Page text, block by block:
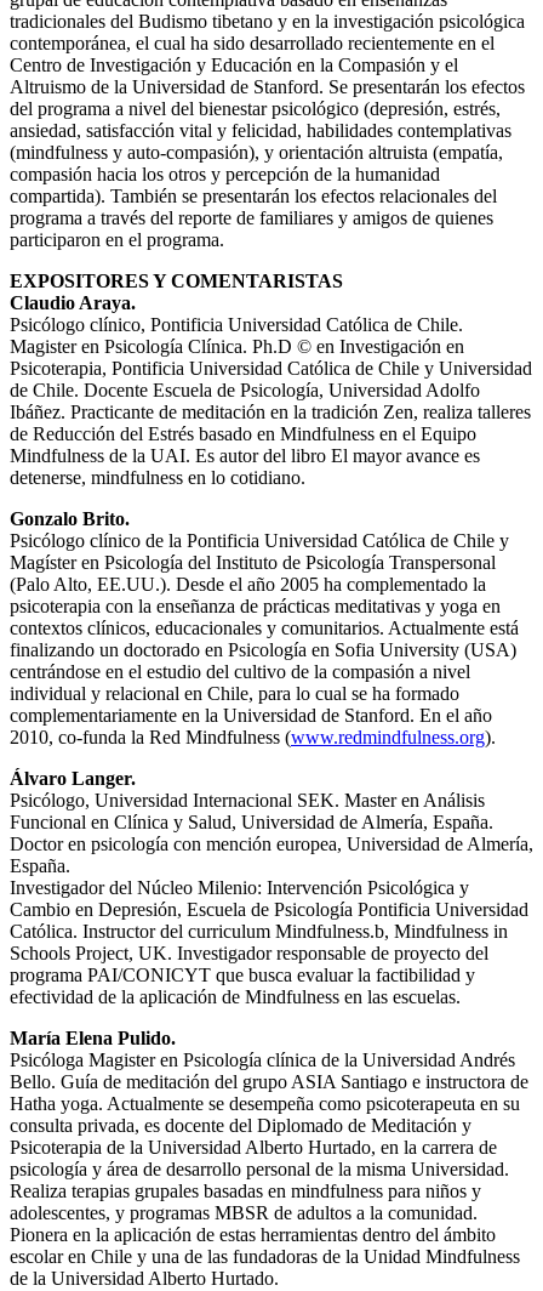
tradicionales del Budismo tibetano y en la investigación psicológica
contemporánea, el cual ha sido desarrollado recientemente en el
Centro de Investigación y Educación en la Compasión y el
Altruismo de la Universidad de Stanford. Se presentarán los efectos
del programa a nivel del bienestar psicológico (depresión, estrés,
ansiedad, satisfacción vital y felicidad, habilidades contemplativas
(mindfulness y auto-compasión), y orientación altruista (empatía,
compasión hacia los otros y percepción de la humanidad
compartida). También se presentarán los efectos relacionales del
programa a través del reporte de familiares y amigos de quienes
participaron en el programa.
EXPOSITORES Y COMENTARISTAS
Claudio Araya.
Psicólogo clínico, Pontificia Universidad Católica de Chile.
Magister en Psicología Clínica. Ph.D © en Investigación en
Psicoterapia, Pontificia Universidad Católica de Chile y Universidad
de Chile. Docente Escuela de Psicología, Universidad Adolfo
Ibáñez. Practicante de meditación en la tradición Zen, realiza talleres
de Reducción del Estrés basado en Mindfulness en el Equipo
Mindfulness de la UAI. Es autor del libro El mayor avance es
detenerse, mindfulness en lo cotidiano.
Gonzalo Brito.
Psicólogo clínico de la Pontificia Universidad Católica de Chile y
Magíster en Psicología del Instituto de Psicología Transpersonal
(Palo Alto, EE.UU.). Desde el año 2005 ha complementado la
psicoterapia con la enseñanza de prácticas meditativas y yoga en
contextos clínicos, educacionales y comunitarios. Actualmente está
finalizando un doctorado en Psicología en Sofia University (USA)
centrándose en el estudio del cultivo de la compasión a nivel
individual y relacional en Chile, para lo cual se ha formado
complementariamente en la Universidad de Stanford. En el año
2010, co-funda la Red Mindfulness (www.redmindfulness.org).
Álvaro Langer.
Psicólogo, Universidad Internacional SEK. Master en Análisis
Funcional en Clínica y Salud, Universidad de Almería, España.
Doctor en psicología con mención europea, Universidad de Almería,
España.
Investigador del Núcleo Milenio: Intervención Psicológica y
Cambio en Depresión, Escuela de Psicología Pontificia Universidad
Católica. Instructor del curriculum Mindfulness.b, Mindfulness in
Schools Project, UK. Investigador responsable de proyecto del
programa PAI/CONICYT que busca evaluar la factibilidad y
efectividad de la aplicación de Mindfulness en las escuelas.
María Elena Pulido.
Psicóloga Magister en Psicología clínica de la Universidad Andrés
Bello. Guía de meditación del grupo ASIA Santiago e instructora de
Hatha yoga. Actualmente se desempeña como psicoterapeuta en su
consulta privada, es docente del Diplomado de Meditación y
Psicoterapia de la Universidad Alberto Hurtado, en la carrera de
psicología y área de desarrollo personal de la misma Universidad.
Realiza terapias grupales basadas en mindfulness para niños y
adolescentes, y programas MBSR de adultos a la comunidad.
Pionera en la aplicación de estas herramientas dentro del ámbito
escolar en Chile y una de las fundadoras de la Unidad Mindfulness
de la Universidad Alberto Hurtado.